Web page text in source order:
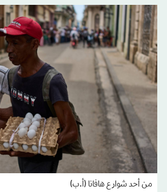
من أحد شوارع هافانا (أ.ب)